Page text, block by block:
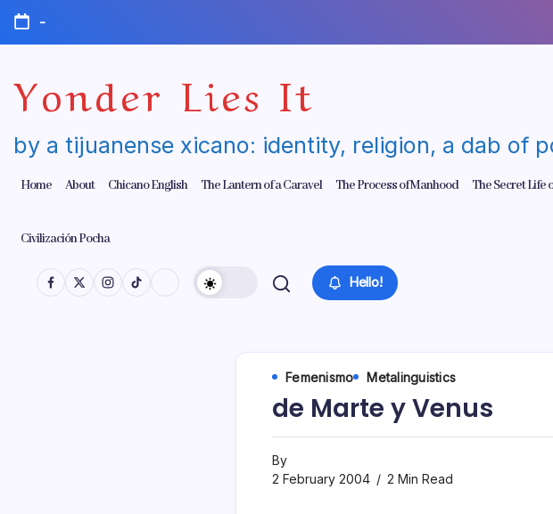
Skip
content
-
Yonder Lies It
by a tijuanense xicano: identity, religion, a dab of
Home About Chicano English The Lantern of a Caravel The Process of Manhood The Secret Life
Civilización Pocha
Hello!
Femenismo Metalinguistics
de Marte y Venus
By
2 February 2004
2 Min Read